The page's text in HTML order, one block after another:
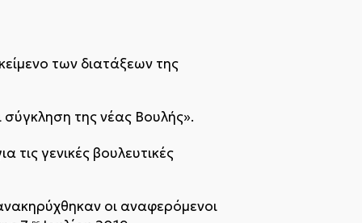
των διατάξεων της
της νέας Βουλής».
γενικές βουλευτικές
οι αναφερόμενοι